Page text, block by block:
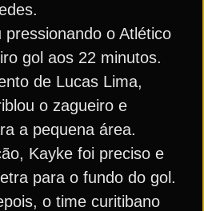
pressionando o Atlético
gol aos 22 minutos.
de Lucas Lima,
o zagueiro e
a pequena área.
Kayke foi preciso e
para o fundo do gol.
o time curitibano